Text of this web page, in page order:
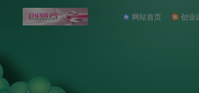
网站首页 创业